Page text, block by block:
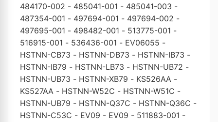
484170-002 - 485041-001 - 485041-003 -
487354-001 - 497694-001 - 497694-002 -
497695-001 - 498482-001 - 513775-001 -
516915-001 - 536436-001 - EV06055 -
HSTNN-CB73 - HSTNN-DB73 - HSTNN-IB73 -
HSTNN-IB79 - HSTNN-LB73 - HSTNN-UB72 -
HSTNN-UB73 - HSTNN-XB79 - KS526AA -
KS527AA - HSTNN-W52C - HSTNN-W51C -
HSTNN-UB79 - HSTNN-Q37C - HSTNN-Q36C -
HSTNN-C53C - EV09 - EV09 - 511883-001 -